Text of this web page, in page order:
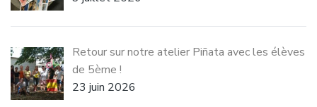
Retour sur notre atelier Piñata avec les élèves
de 5ème !
23 juin 2026